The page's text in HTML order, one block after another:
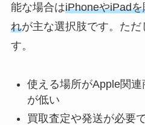
能な場合はiPhoneやiPad
れが主な選択肢です。ただ
す。
使える場所がApple関
が低い
買取査定や発送が必要